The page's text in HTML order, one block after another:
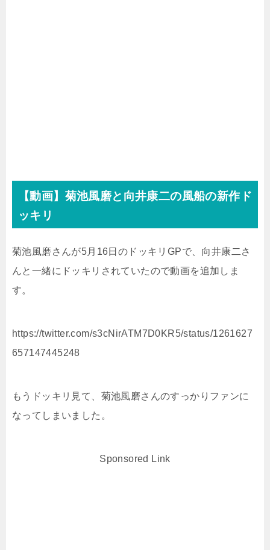
【動画】菊池風磨と向井康二の風船の新作ド
ッキリ
菊池風磨さんが5月16日のドッキリGPで、向井康二さ
んと一緒にドッキリされていたので動画を追加しま
す。
https://twitter.com/s3cNirATM7D0KR5/status/1261627
657147445248
もうドッキリ見て、菊池風磨さんのすっかりファンに
なってしまいました。
Sponsored Link